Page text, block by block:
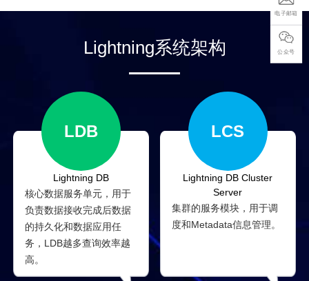
Lightning系统架构
LDB
Lightning DB
核心数据服务单元，用于
负责数据接收完成后数据
的持久化和数据应用任
务，LDB越多查询效率越
高。
LCS
Lightning DB Cluster
Server
集群的服务模块，用于调
度和Metadata信息管理。
电子邮箱
公众号